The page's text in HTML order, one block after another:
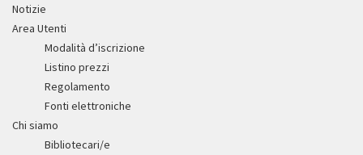
Notizie
Area Utenti
Modalità d’iscrizione
Listino prezzi
Regolamento
Fonti elettroniche
Chi siamo
Bibliotecari/e